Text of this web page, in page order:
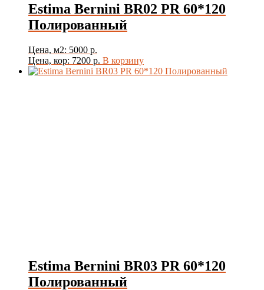
Estima Bernini BR02 PR 60*120
Полированный
Цена, м2: 5000 р.
Цена, кор: 7200 р. В корзину
Estima Bernini BR03 PR 60*120
Полированный